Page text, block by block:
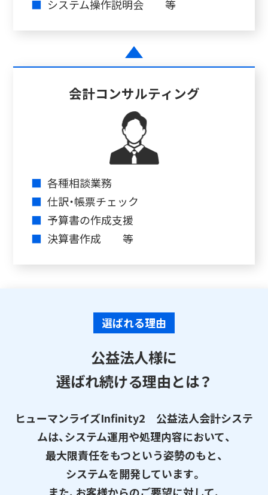
■ システム操作説明会 等
会計コンサルティング
■ 各種相談業務
■ 仕訳・帳票チェック
■ 予算書の作成支援
■ 決算書作成 等
選ばれる理由
公益法人様に
選ばれ続ける理由とは？
ヒューマンライズInfinity2 公益法人会計システ
ムは、システム運用や処理内容において、
最大限責任をもつという姿勢のもと、
システムを開発しています。